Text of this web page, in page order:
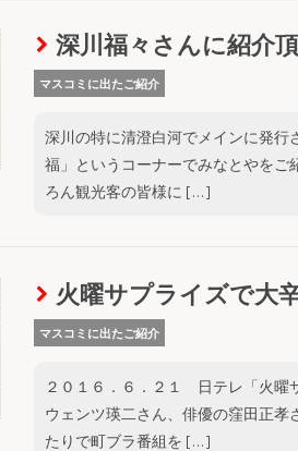
深川福々さんに紹介
マスコミに出たご紹介
深川の特に清澄白河でメインに発行
福」というコーナーでみなとやをご
ろん観光客の皆様に […]
火曜サプライズで大
マスコミに出たご紹介
２０１６．６．２１ 日テレ「火曜
ウェンツ瑛二さん、俳優の窪田正
たりで町ブラ番組を […]